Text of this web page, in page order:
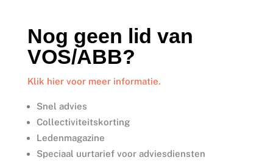
Nog geen lid van
VOS/ABB?
Klik hier voor meer informatie.
Snel advies
Collectiviteitskorting
Ledenmagazine
Speciaal uurtarief voor adviesdiensten